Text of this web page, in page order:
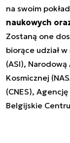
na swoim
naukowych
Zostaną one
biorące udział
(ASI),
Kosmicznej
(CNES),
Belgijskie